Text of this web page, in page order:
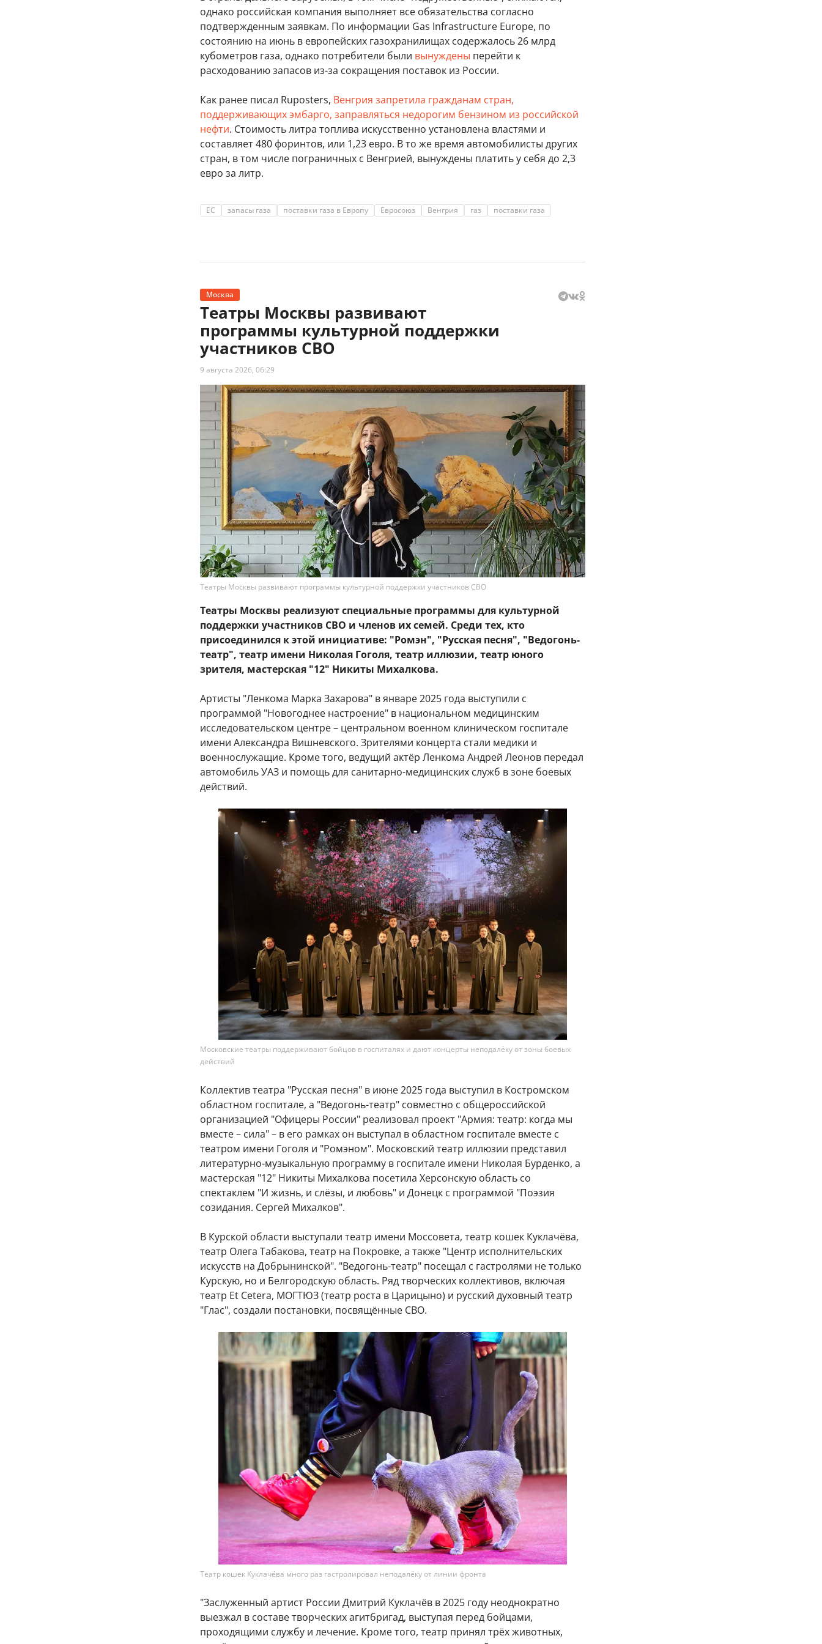
однако российская компания выполняет все обязательства согласно
подтвержденным заявкам. По информации Gas Infrastructure Europe, по
состоянию на июнь в европейских газохранилищах содержалось 26 млрд
кубометров газа, однако потребители были вынуждены перейти к
расходованию запасов из-за сокращения поставок из России.
Как ранее писал Ruposters, Венгрия запретила гражданам стран,
поддерживающих эмбарго, заправляться недорогим бензином из российской
нефти. Стоимость литра топлива искусственно установлена властями и
составляет 480 форинтов, или 1,23 евро. В то же время автомобилисты других
стран, в том числе пограничных с Венгрией, вынуждены платить у себя до 2,3
евро за литр.
ЕС запасы газа поставки газа в Европу Евросоюз Венгрия газ поставки газа
Москва
Театры Москвы развивают
программы культурной поддержки
участников СВО
9 августа 2026, 06:29
Театры Москвы развивают программы культурной поддержки участников СВО
Театры Москвы реализуют специальные программы для культурной
поддержки участников СВО и членов их семей. Среди тех, кто
присоединился к этой инициативе: "Ромэн", "Русская песня", "Ведогонь-
театр", театр имени Николая Гоголя, театр иллюзии, театр юного
зрителя, мастерская "12" Никиты Михалкова.
Артисты "Ленкома Марка Захарова" в январе 2025 года выступили с
программой "Новогоднее настроение" в национальном медицинским
исследовательском центре – центральном военном клиническом госпитале
имени Александра Вишневского. Зрителями концерта стали медики и
военнослужащие. Кроме того, ведущий актёр Ленкома Андрей Леонов передал
автомобиль УАЗ и помощь для санитарно-медицинских служб в зоне боевых
действий.
Московские театры поддерживают бойцов в госпиталях и дают концерты неподалёку от зоны боевых
действий
Коллектив театра "Русская песня" в июне 2025 года выступил в Костромском
областном госпитале, а "Ведогонь-театр" совместно с общероссийской
организацией "Офицеры России" реализовал проект "Армия: театр: когда мы
вместе – сила" – в его рамках он выступал в областном госпитале вместе с
театром имени Гоголя и "Ромэном". Московский театр иллюзии представил
литературно-музыкальную программу в госпитале имени Николая Бурденко, а
мастерская "12" Никиты Михалкова посетила Херсонскую область со
спектаклем "И жизнь, и слёзы, и любовь" и Донецк с программой "Поэзия
созидания. Сергей Михалков".
В Курской области выступали театр имени Моссовета, театр кошек Куклачёва,
театр Олега Табакова, театр на Покровке, а также "Центр исполнительских
искусств на Добрынинской". "Ведогонь-театр" посещал с гастролями не только
Курскую, но и Белгородскую область. Ряд творческих коллективов, включая
театр Et Cetera, МОГТЮЗ (театр роста в Царицыно) и русский духовный театр
"Глас", создали постановки, посвящённые СВО.
Театр кошек Куклачёва много раз гастролировал неподалёку от линии фронта
"Заслуженный артист России Дмитрий Куклачёв в 2025 году неоднократно
выезжал в составе творческих агитбригад, выступая перед бойцами,
проходящими службу и лечение. Кроме того, театр принял трёх животных,